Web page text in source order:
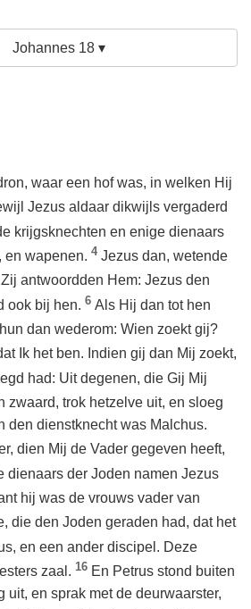
Johannes 18 ▾
waar een hof was, in welken Hij
Jezus aldaar dikwijls vergaderd
krijgsknechten en enige dienaars
en wapenen. 4 Jezus dan, wetende
Zij antwoordden Hem: Jezus den
ook bij hen. 6 Als Hij dan tot hen
dan wederom: Wien zoekt gij?
Ik het ben. Indien gij dan Mij zoekt,
had: Uit degenen, die Gij Mij
zwaard, trok hetzelve uit, en sloeg
den dienstknecht was Malchus.
dien Mij de Vader gegeven heeft,
dienaars der Joden namen Jezus
hij was de vrouws vader van
die den Joden geraden had, dat het
en een ander discipel. Deze
zaal. 16 En Petrus stond buiten
en sprak met de deurwaarster,